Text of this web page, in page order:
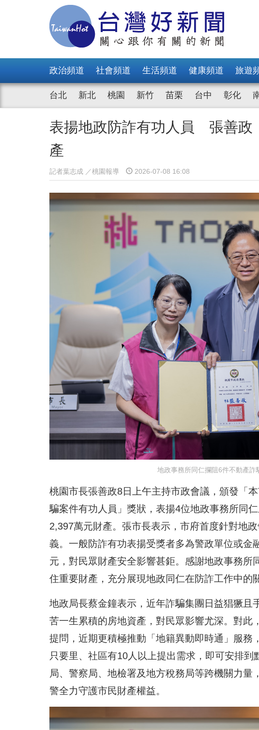
政治頻道 社會頻道 生活頻道 健康頻道 旅遊
台北 新北 桃園 新竹 苗栗 台中 彰化
表揚地政防詐有功人員 張善政
產
記者葉志成 ／桃園報導 2026-07-08 16:08
地政事務所同仁攔阻6件不動產詐
桃園市長張善政8日上午主持市政會議，頒發「
騙案件有功人員」獎狀，表揚4位地政事務所同
2,397萬元財產。張市長表示，市府首度針對地
義。一般防詐有功表揚受獎者多為警政單位或
元，對民眾財產安全影響甚鉅。感謝地政事務
住重要財產，充分展現地政同仁在防詐工作中的
地政局長蔡金鐘表示，近年詐騙集團日益猖獗
苦一生累積的房地資產，對民眾影響尤深。對此
提問，近期更積極推動「地籍異動即時通」服務
只要里、社區有10人以上提出需求，即可安排
局、警察局、地檢署及地方稅務局等跨機關力
警全力守護市民財產權益。